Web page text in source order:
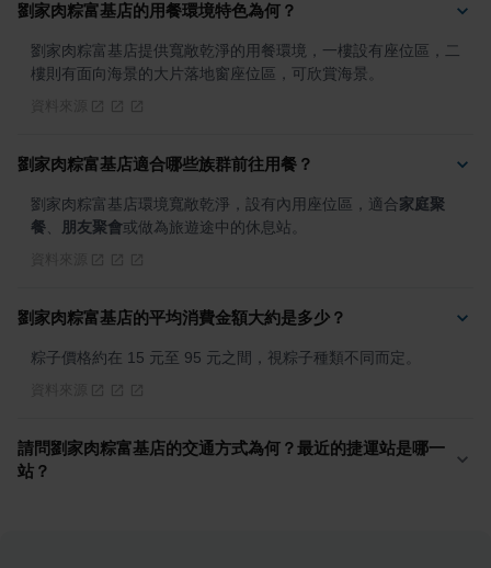
劉家肉粽富基店的用餐環境特色為何？
劉家肉粽富基店提供寬敞乾淨的用餐環境，一樓設有座位區，二
樓則有面向海景的大片落地窗座位區，可欣賞海景。
劉家肉粽富基店適合哪些族群前往用餐？
劉家肉粽富基店環境寬敞乾淨，設有內用座位區，適合家庭聚
餐
朋友聚會或做為旅遊途中的休息站。
劉家肉粽富基店的平均消費金額大約是多少？
粽子價格約在 15 元至 95 元之間，視粽子種類不同而定。
請問劉家肉粽富基店的交通方式為何？最近的捷運站是哪一
站？